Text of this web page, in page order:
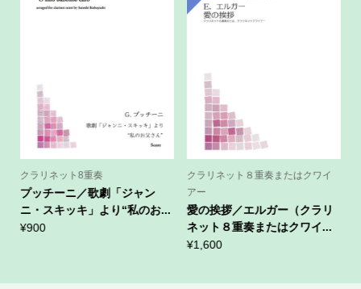
クラリネット8重奏
プッチーニ／歌劇「ジャン
ニ・スキッキ」より“私のお...
¥900
クラリネット８重奏またはクワイ
アー
愛の挨拶／エルガー（クラリ
ネット８重奏またはクワイ...
¥1,600